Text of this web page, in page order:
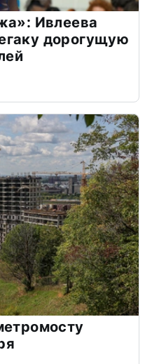
Ивлеева
дорогущую